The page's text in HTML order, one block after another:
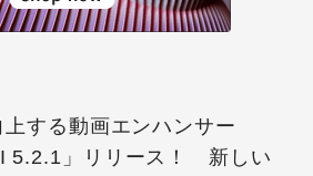
する動画エンハンサー
5.2.1」リリース！ 新しい